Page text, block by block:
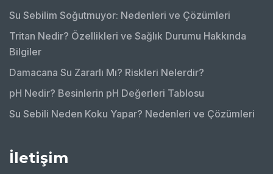
Su Sebilim Soğutmuyor: Nedenleri ve Çözümleri
Tritan Nedir? Özellikleri ve Sağlık Durumu Hakkında
Bilgiler
Damacana Su Zararlı Mı? Riskleri Nelerdir?
pH Nedir? Besinlerin pH Değerleri Tablosu
Su Sebili Neden Koku Yapar? Nedenleri ve Çözümleri
İletişim